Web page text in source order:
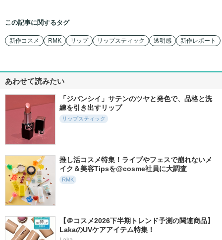
この記事に関するタグ
新作コスメ RMK リップ リップスティック 透明感 新作レポート
あわせて読みたい
「ジバンシイ」サテンのツヤと発色で、品格と洗
練を引き出すリップ
リップスティック
推し活コスメ特集！ライブやフェスで崩れないメ
イク＆美容Tipsを@cosme社員に大調査
RMK
【＠コスメ2026下半期トレンド予測の関連商品】
LakaのUVケアアイテム特集！